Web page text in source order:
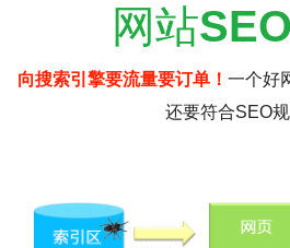
网站SEO
向搜索引擎要流量要订单！ 一个好
还要符合SEO规